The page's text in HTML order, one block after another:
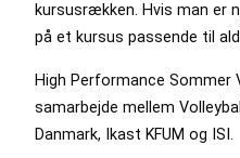
kursusrækken. Hvis man er
på et kursus passende til
High Performance Sommer
samarbejde mellem
Danmark, Ikast KFUM og ISI.